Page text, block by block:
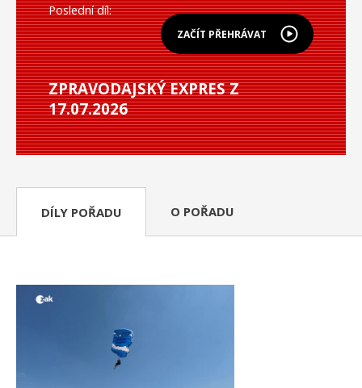
ZAČÍT PŘEHRÁVAT
Poslední díl:
ZPRAVODAJSKÝ EXPRES Z
17.07.2026
DÍLY POŘADU O POŘADU